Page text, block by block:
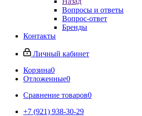
Вопросы и ответы
Вопрос-ответ
Бренды
Контакты
Личный кабинет
Корзина0
Отложенные0
Сравнение товаров0
+7 (921) 938-30-29